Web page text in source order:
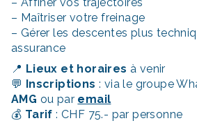
– Maîtriser votre freinage
– Gérer les descentes plus
assurance
📍 Lieux et horaires à venir
💬 Inscriptions : via le groupe
AMG ou par email
💰 Tarif : CHF 75.- par personne